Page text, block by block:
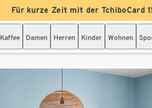
Für kurze Zeit mit der TchiboCard
Kaffee Damen Herren Kinder Wohnen